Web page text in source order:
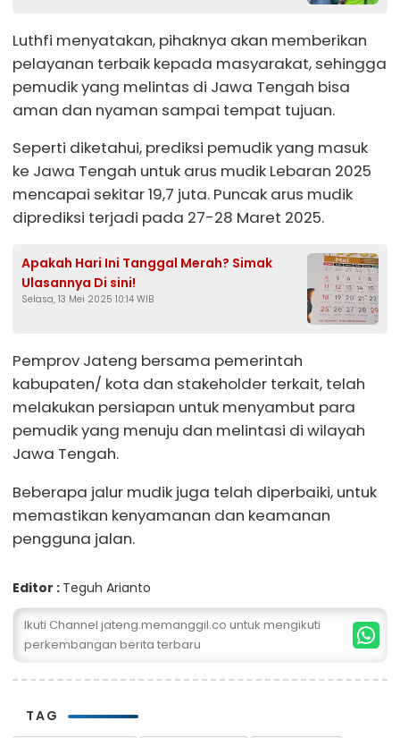
Luthfi menyatakan, pihaknya akan memberikan
pelayanan terbaik kepada masyarakat, sehingga
pemudik yang melintas di Jawa Tengah bisa
aman dan nyaman sampai tempat tujuan.
Seperti diketahui, prediksi pemudik yang masuk
ke Jawa Tengah untuk arus mudik Lebaran 2025
mencapai sekitar 19,7 juta. Puncak arus mudik
diprediksi terjadi pada 27-28 Maret 2025.
Apakah Hari Ini Tanggal Merah? Simak
Ulasannya Di sini!
Selasa, 13 Mei 2025 10:14 WIB
Pemprov Jateng bersama pemerintah
kabupaten/ kota dan stakeholder terkait, telah
melakukan persiapan untuk menyambut para
pemudik yang menuju dan melintasi di wilayah
Jawa Tengah.
Beberapa jalur mudik juga telah diperbaiki, untuk
memastikan kenyamanan dan keamanan
pengguna jalan.
Editor : Teguh Arianto
Ikuti Channel jateng.memanggil.co untuk mengikuti
perkembangan berita terbaru
TAG